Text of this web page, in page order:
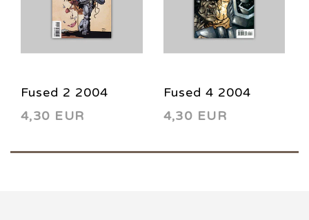
Fused 2 2004
4,30 EUR
Fused 4 2004
4,30 EUR